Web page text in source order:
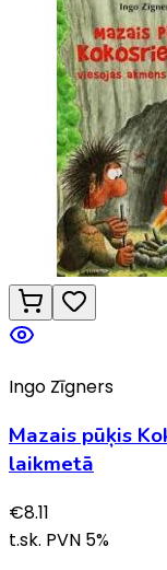
Ingo Zīgners
Mazais pūķis
laikmetā
€8.11
t.sk. PVN 5%